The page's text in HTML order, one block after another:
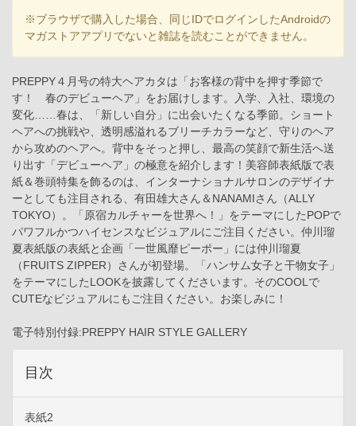
※ブラウザで購入した場合、同じIDでログインしたAndroidの
マガストアアプリでないと雑誌を読むことができません。
PREPPY４月号の特大ヘアカタは「お客様の背中を押す季節で
す！ 春のデビューヘア」をお届けします。入学、入社、環境の
変化……春は、「新しい自分」に出会いたくなる季節。ショート
ヘアへの挑戦や、透明感溢れるブリーチカラーなど、守りのヘア
から攻めのヘアへ。背中をそっと押し、最高の笑顔で新生活へ送
り出す「デビューヘア」の極意を紹介します！美容師表紙版で表
紙＆巻頭特集を飾るのは、インターナショナルサロンのデザイナ
ーとしても注目される、有田雄大さん＆NANAMIさん（ALLY
TOKYO）。「原宿カルチャーを世界へ！」をテーマにしたPOPで
パワフルかつハイセンスなビジュアルにご注目ください。仲川瑠
夏表紙版の表紙と企画「一世風靡ピーポー」には仲川瑠夏
（FRUITS ZIPPER）さんが初登場。「ハンサム女子と干物女子」
をテーマにしたLOOKを披露してくださいます。そのCOOLで
CUTEなビジュアルにもご注目ください。お楽しみに！
電子特別付録:PREPPY HAIR STYLE GALLERY
目次
表紙2